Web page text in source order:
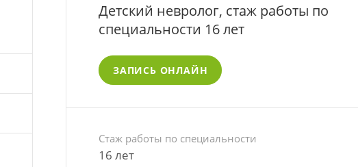
Детский невролог, стаж работы по
специальности 16 лет
ЗАПИСЬ ОНЛАЙН
Стаж работы по специальности
16 лет